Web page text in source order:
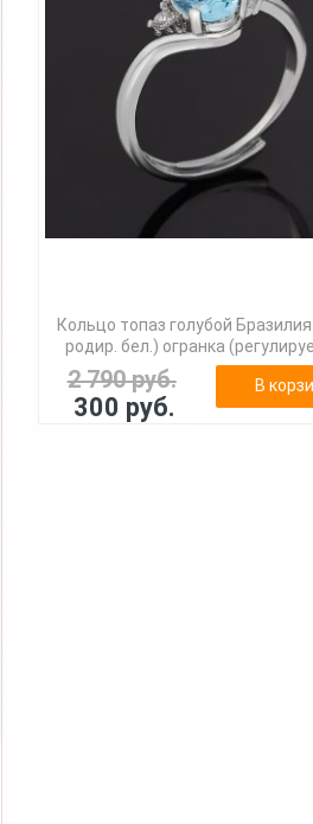
Кольцо топаз голубой
родир. бел.) огранка
2 790 руб.
300 руб.
В